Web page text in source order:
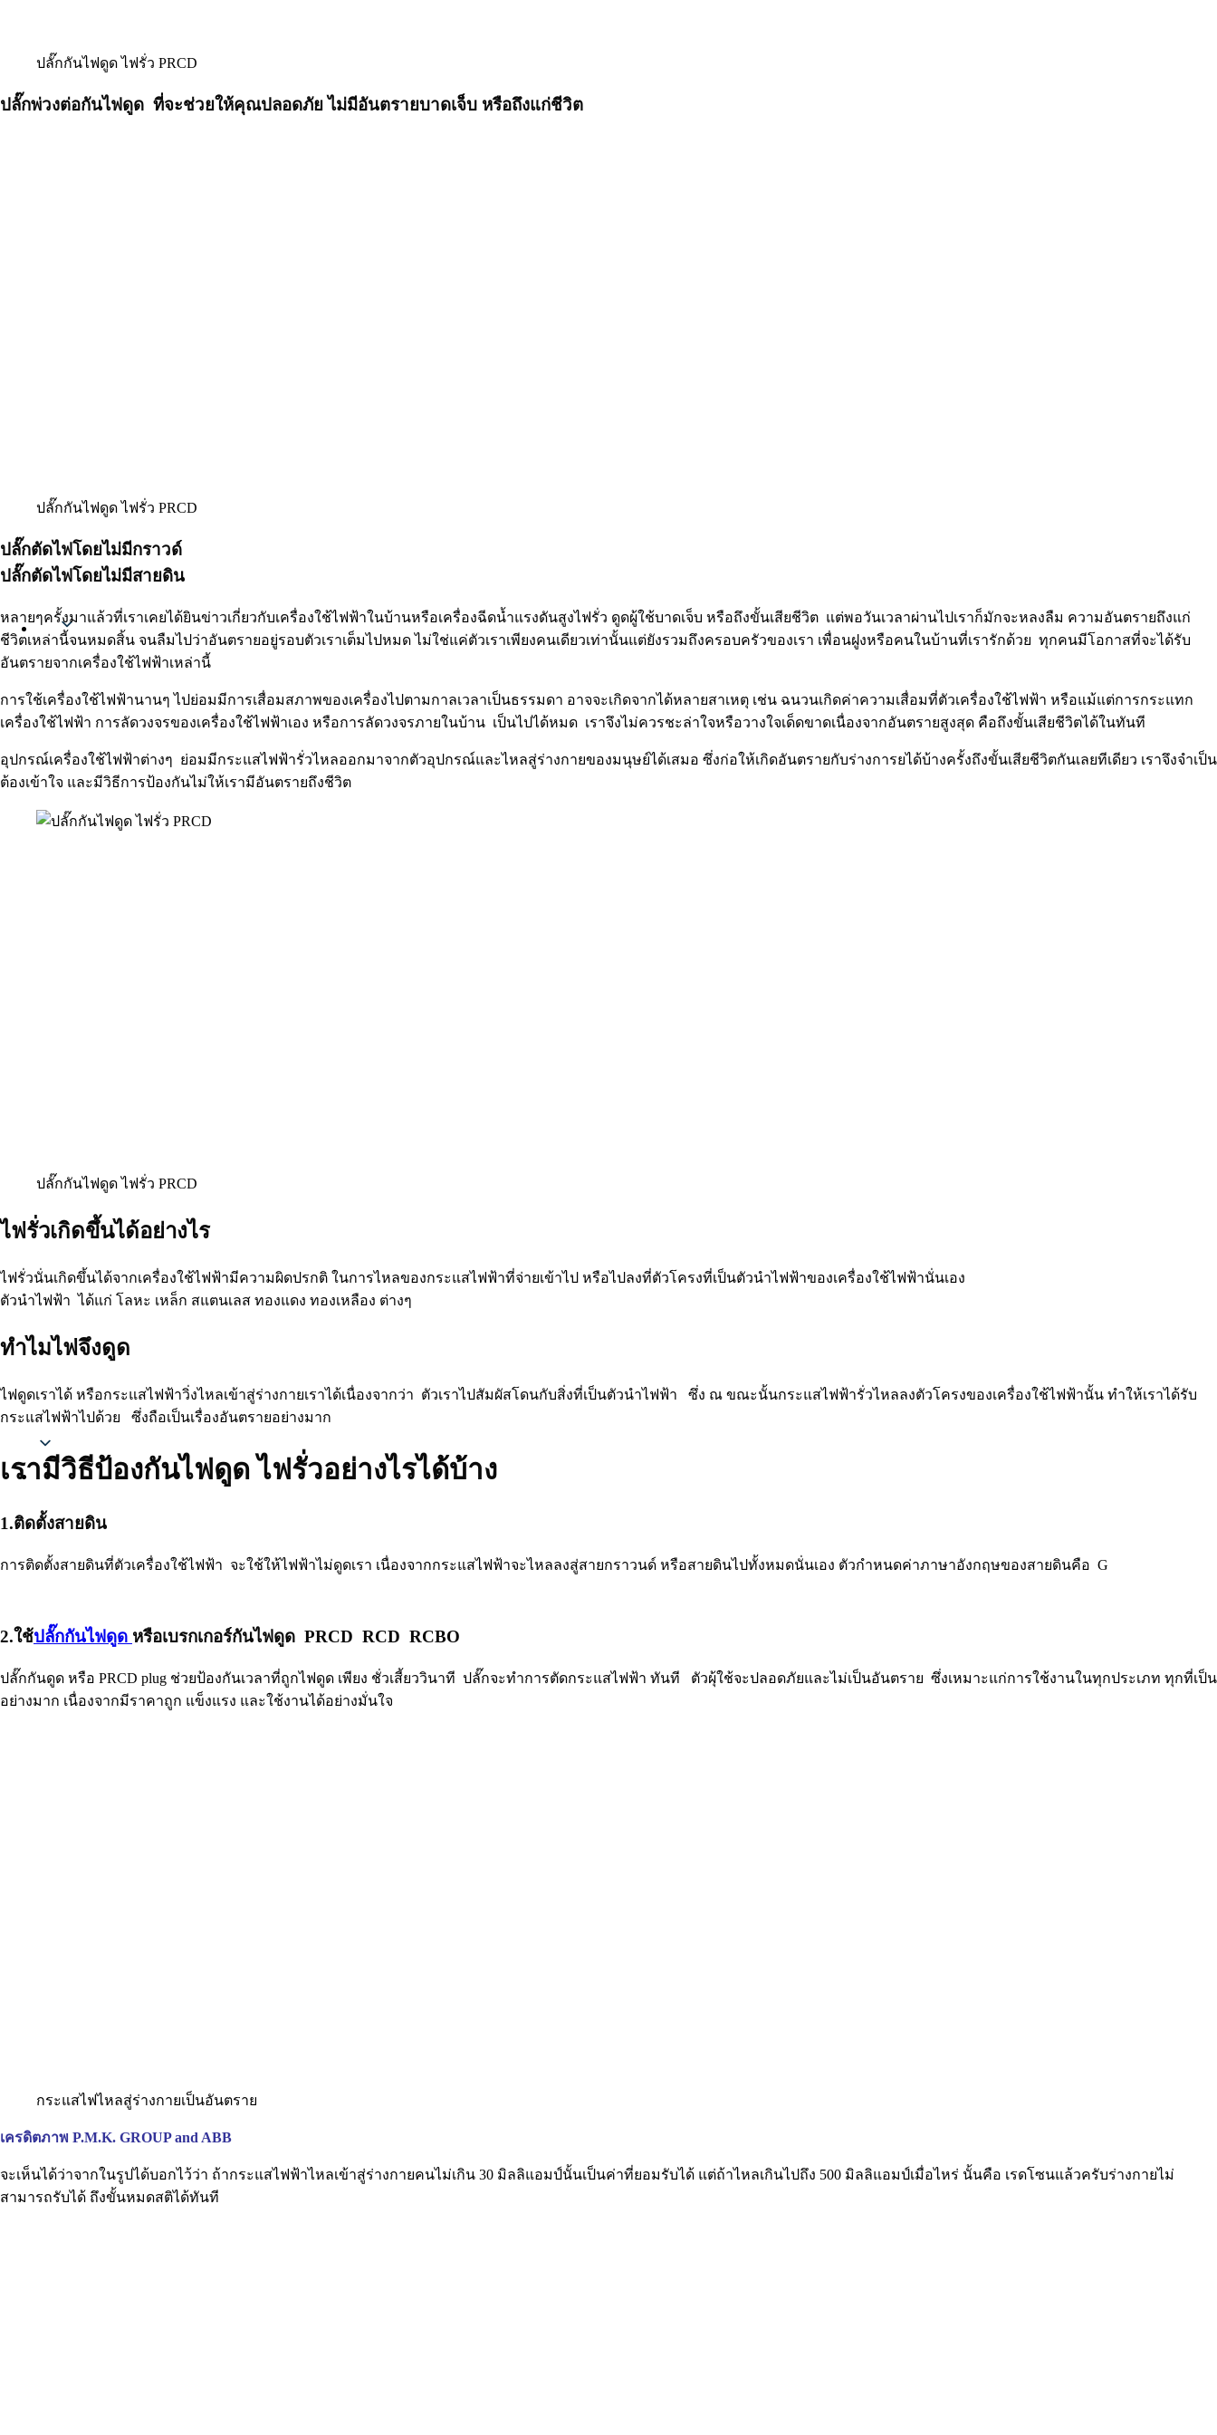
ปลั๊กกันไฟดูด ไฟรั่ว PRCD
ปลั๊กพ่วงต่อกันไฟดูด ที่จะช่วยให้คุณปลอดภัย ไม่มีอันตรายบาดเจ็บ หรือถึงแก่ชีวิต
ปลั๊กกันไฟดูด ไฟรั่ว PRCD
ปลั๊กตัดไฟโดยไม่มีกราวด์
ปลั๊กตัดไฟโดยไม่มีสายดิน
หลายๆครั้งมาแล้วที่เราเคยได้ยินข่าวเกี่ยวกับเครื่องใช้ไฟฟ้าในบ้านหรือเครื่องฉีดน้ำแรงดันสูงไฟรั่ว ดูดผู้ใช้บาดเจ็บ หรือถึงขั้นเสียชีวิต แต่พอวันเวลาผ่านไปเราก็มักจะหลงลืม ความอันตรายถึงแก่
ชีวิตเหล่านี้จนหมดสิ้น จนลืมไปว่าอันตรายอยู่รอบตัวเราเต็มไปหมด ไม่ใช่แค่ตัวเราเพียงคนเดียวเท่านั้นแต่ยังรวมถึงครอบครัวของเรา เพื่อนฝูงหรือคนในบ้านที่เรารักด้วย ทุกคนมีโอกาสที่จะได้รับ
อันตรายจากเครื่องใช้ไฟฟ้าเหล่านี้
การใช้เครื่องใช้ไฟฟ้านานๆ ไปย่อมมีการเสื่อมสภาพของเครื่องไปตามกาลเวลาเป็นธรรมดา อาจจะเกิดจากได้หลายสาเหตุ เช่น ฉนวนเกิดค่าความเสื่อมที่ตัวเครื่องใช้ไฟฟ้า หรือแม้แต่การกระแทก
เครื่องใช้ไฟฟ้า การลัดวงจรของเครื่องใช้ไฟฟ้าเอง หรือการลัดวงจรภายในบ้าน เป็นไปได้หมด เราจึงไม่ควรชะล่าใจหรือวางใจเด็ดขาดเนื่องจากอันตรายสูงสุด คือถึงขั้นเสียชีวิตได้ในทันที
อุปกรณ์เครื่องใช้ไฟฟ้าต่างๆ ย่อมมีกระแสไฟฟ้ารั่วไหลออกมาจากตัวอุปกรณ์และไหลสู่ร่างกายของมนุษย์ได้เสมอ ซึ่งก่อให้เกิดอันตรายกับร่างการยได้บ้างครั้งถึงขั้นเสียชีวิตกันเลยทีเดียว เราจึงจำเป็น
ต้องเข้าใจ และมีวิธีการป้องกันไม่ให้เรามีอันตรายถึงชีวิต
ปลั๊กกันไฟดูด ไฟรั่ว PRCD
ไฟรั่วเกิดขึ้นได้อย่างไร
ไฟรั่วนั่นเกิดขึ้นได้จากเครื่องใช้ไฟฟ้ามีความผิดปรกติ ในการไหลของกระแสไฟฟ้าที่จ่ายเข้าไป หรือไปลงที่ตัวโครงที่เป็นตัวนำไฟฟ้าของเครื่องใช้ไฟฟ้านั่นเอง
ตัวนำไฟฟ้า ได้แก่ โลหะ เหล็ก สแตนเลส ทองแดง ทองเหลือง ต่างๆ
ทำไมไฟจึงดูด
ไฟดูดเราได้ หรือกระแสไฟฟ้าวิ่งไหลเข้าสู่ร่างกายเราได้เนื่องจากว่า ตัวเราไปสัมผัสโดนกับสิ่งที่เป็นตัวนำไฟฟ้า ซึ่ง ณ ขณะนั้นกระแสไฟฟ้ารั่วไหลลงตัวโครงของเครื่องใช้ไฟฟ้านั้น ทำให้เราได้รับ
กระแสไฟฟ้าไปด้วย ซึ่งถือเป็นเรื่องอันตรายอย่างมาก
เรามีวิธีป้องกันไฟดูด ไฟรั่วอย่างไรได้บ้าง
1.ติดตั้งสายดิน
การติดตั้งสายดินที่ตัวเครื่องใช้ไฟฟ้า จะใช้ให้ไฟฟ้าไม่ดูดเรา เนื่องจากกระแสไฟฟ้าจะไหลลงสู่สายกราวนด์ หรือสายดินไปทั้งหมดนั่นเอง ตัวกำหนดค่าภาษาอังกฤษของสายดินคือ G
2.ใช้ปลั๊กกันไฟดูด หรือเบรกเกอร์กันไฟดูด PRCD RCD RCBO
ปลั๊กกันดูด หรือ PRCD plug ช่วยป้องกันเวลาที่ถูกไฟดูด เพียง ชั่วเสี้ยววินาที ปลั๊กจะทำการตัดกระแสไฟฟ้า ทันที ตัวผุ้ใช้จะปลอดภัยและไม่เป็นอันตราย ซึ่งเหมาะแก่การใช้งานในทุกประเภท ทุกที่เป็น
อย่างมาก เนื่องจากมีราคาถูก แข็งแรง และใช้งานได้อย่างมั่นใจ
กระแสไฟไหลสู่ร่างกายเป็นอันตราย
เครดิตภาพ P.M.K. GROUP and ABB
จะเห็นได้ว่าจากในรูปได้บอกไว้ว่า ถ้ากระแสไฟฟ้าไหลเข้าสู่ร่างกายคนไม่เกิน 30 มิลลิแอมป์นั้นเป็นค่าที่ยอมรับได้ แต่ถ้าไหลเกินไปถึง 500 มิลลิแอมป์เมื่อไหร่ นั้นคือ เรดโซนแล้วครับร่างกายไม่
สามารถรับได้ ถึงขั้นหมดสติได้ทันที